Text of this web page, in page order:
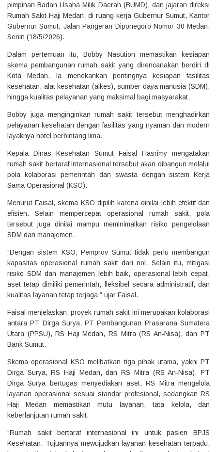
pimpinan Badan Usaha Milik Daerah (BUMD), dan jajaran direksi
Rumah Sakit Haji Medan, di ruang kerja Gubernur Sumut, Kantor
Gubernur Sumut, Jalan Pangeran Diponegoro Nomor 30 Medan,
Senin (18/5/2026).
Dalam pertemuan itu, Bobby Nasution memastikan kesiapan
skema pembangunan rumah sakit yang direncanakan berdiri di
Kota Medan. Ia menekankan pentingnya kesiapan fasilitas
kesehatan, alat kesehatan (alkes), sumber daya manusia (SDM),
hingga kualitas pelayanan yang maksimal bagi masyarakat.
Bobby juga menginginkan rumah sakit tersebut menghadirkan
pelayanan kesehatan dengan fasilitas yang nyaman dan modern
layaknya hotel berbintang lima.
Kepala Dinas Kesehatan Sumut Faisal Hasrimy mengatakan
rumah sakit bertaraf internasional tersebut akan dibangun melalui
pola kolaborasi pemerintah dan swasta dengan sistem Kerja
Sama Operasional (KSO).
Menurut Faisal, skema KSO dipilih karena dinilai lebih efektif dan
efisien. Selain mempercepat operasional rumah sakit, pola
tersebut juga dinilai mampu meminimalkan risiko pengelolaan
SDM dan manajemen.
“Dengan sistem KSO, Pemprov Sumut tidak perlu membangun
kapasitas operasional rumah sakit dari nol. Selain itu, mitigasi
risiko SDM dan manajemen lebih baik, operasional lebih cepat,
aset tetap dimiliki pemerintah, fleksibel secara administratif, dan
kualitas layanan tetap terjaga,” ujar Faisal.
Faisal menjelaskan, proyek rumah sakit ini merupakan kolaborasi
antara PT Dirga Surya, PT Pembangunan Prasarana Sumatera
Utara (PPSU), RS Haji Medan, RS Mitra (RS An-Nisa), dan PT
Bank Sumut.
Skema operasional KSO melibatkan tiga pihak utama, yakni PT
Dirga Surya, RS Haji Medan, dan RS Mitra (RS An-Nisa). PT
Dirga Surya bertugas menyediakan aset, RS Mitra mengelola
layanan operasional sesuai standar profesional, sedangkan RS
Haji Medan memastikan mutu layanan, tata kelola, dan
keberlanjutan rumah sakit.
“Rumah sakit bertaraf internasional ini untuk pasien BPJS
Kesehatan. Tujuannya mewujudkan layanan kesehatan terpadu,